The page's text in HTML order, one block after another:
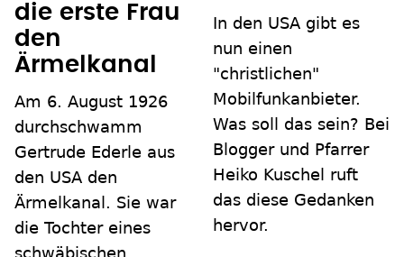
die erste Frau
den
Ärmelkanal
Am 6. August 1926
durchschwamm
Gertrude Ederle aus
den USA den
Ärmelkanal. Sie war
die Tochter eines
In den USA gibt es
nun einen
"christlichen"
Mobilfunkanbieter.
Was soll das sein? Bei
Blogger und Pfarrer
Heiko Kuschel ruft
das diese Gedanken
hervor.